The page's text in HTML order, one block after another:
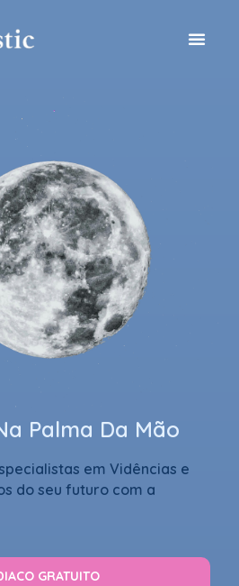
Palma Da Mão
em Vidências e
do seu futuro com a
GRATUITO